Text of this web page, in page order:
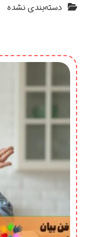
دسته‌بندی نشده